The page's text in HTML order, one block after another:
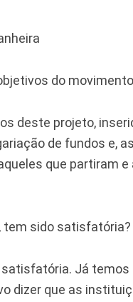
do
deste projeto,
de fundos e,
que partiram
tem sido satisfatória?
Já temos
dizer que as